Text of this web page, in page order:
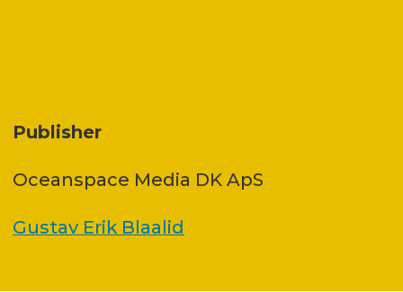
Publisher
Oceanspace Media DK ApS
Gustav Erik Blaalid